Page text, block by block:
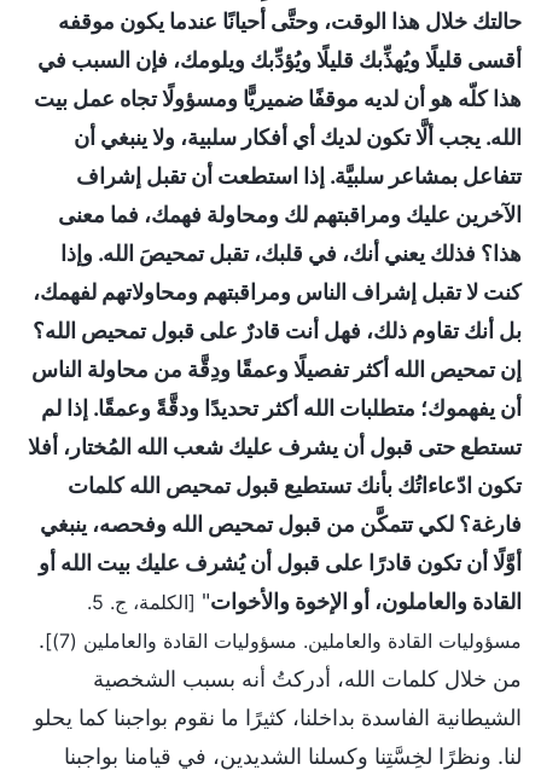
حالتك خلال هذا الوقت، وحتَّى أحيانًا عندما يكون موقفه
أقسى قليلًا ويُهذِّبك قليلًا ويُؤدِّبك ويلومك، فإن السبب في
هذا كلّه هو أن لديه موقفًا ضميريًّا ومسؤولًا تجاه عمل بيت
الله. يجب ألَّا تكون لديك أي أفكار سلبية، ولا ينبغي أن
تتفاعل بمشاعر سلبيَّة. إذا استطعت أن تقبل إشراف
الآخرين عليك ومراقبتهم لك ومحاولة فهمك، فما معنى
هذا؟ فذلك يعني أنك، في قلبك، تقبل تمحيصَ الله. وإذا
كنت لا تقبل إشراف الناس ومراقبتهم ومحاولاتهم لفهمك،
بل أنك تقاوم ذلك، فهل أنت قادرٌ على قبول تمحيص الله؟
إن تمحيص الله أكثر تفصيلًا وعمقًا ودِقَّة من محاولة الناس
أن يفهموك؛ متطلبات الله أكثر تحديدًا ودقَّةً وعمقًا. إذا لم
تستطع حتى قبول أن يشرف عليك شعب الله المُختار، أفلا
تكون ادّعاءاتُك بأنك تستطيع قبول تمحيص الله كلمات
فارغة؟ لكي تتمكَّن من قبول تمحيص الله وفحصه، ينبغي
أوَّلًا أن تكون قادرًا على قبول أن يُشرف عليك بيت الله أو
القادة والعاملون، أو الإخوة والأخوات"
[الكلمة، ج. 5.
مسؤوليات القادة والعاملين. مسؤوليات القادة والعاملين (7)]
.
من خلال كلمات الله، أدركتُ أنه بسبب الشخصية
الشيطانية الفاسدة بداخلنا، كثيرًا ما نقوم بواجبنا كما يحلو
لنا. ونظرًا لخِسَّتِنا وكسلنا الشديدين، في قيامنا بواجبنا